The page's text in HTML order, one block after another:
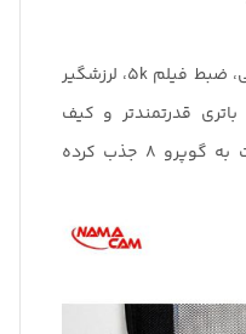
گوپرو 9 با عکاسی 20 مگاپیکسلی، ضبط فیلم 5k، لرزشگیر
قدرتمندتر و کیف
همراه طرفداران بیشتری را نسبت به گوپرو 8 جذب کرده